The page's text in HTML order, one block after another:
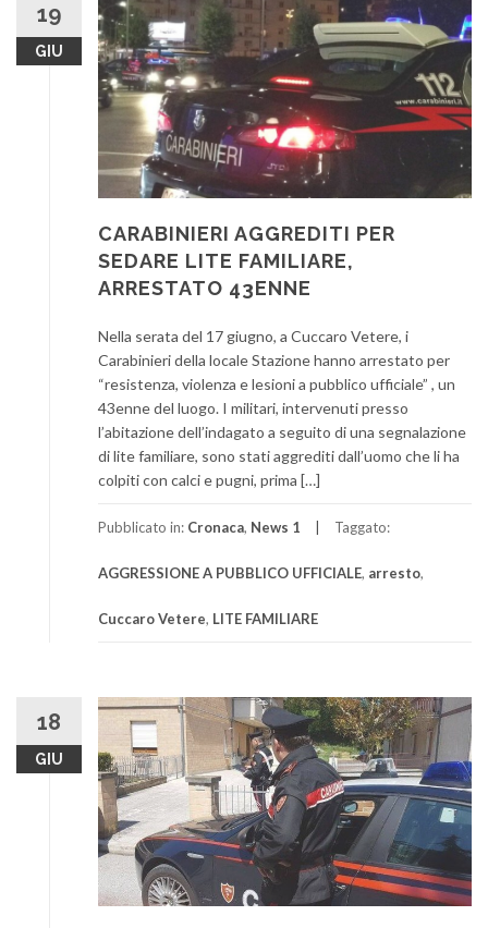
19
GIU
CARABINIERI AGGREDITI PER
SEDARE LITE FAMILIARE,
ARRESTATO 43ENNE
Nella serata del 17 giugno, a Cuccaro Vetere, i
Carabinieri della locale Stazione hanno arrestato per
“resistenza, violenza e lesioni a pubblico ufficiale” , un
43enne del luogo. I militari, intervenuti presso
l’abitazione dell’indagato a seguito di una segnalazione
di lite familiare, sono stati aggrediti dall’uomo che li ha
colpiti con calci e pugni, prima […]
Pubblicato in: Cronaca, News 1 Taggato:
AGGRESSIONE A PUBBLICO UFFICIALE, arresto,
Cuccaro Vetere, LITE FAMILIARE
18
GIU